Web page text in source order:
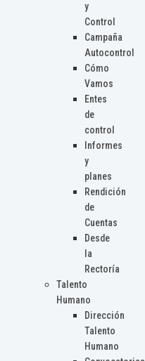
y
Control
Campaña
Autocontrol
Cómo
Vamos
Entes
de
control
Informes
y
planes
Rendición
de
Cuentas
Desde
la
Rectoría
Talento
Humano
Dirección
Talento
Humano